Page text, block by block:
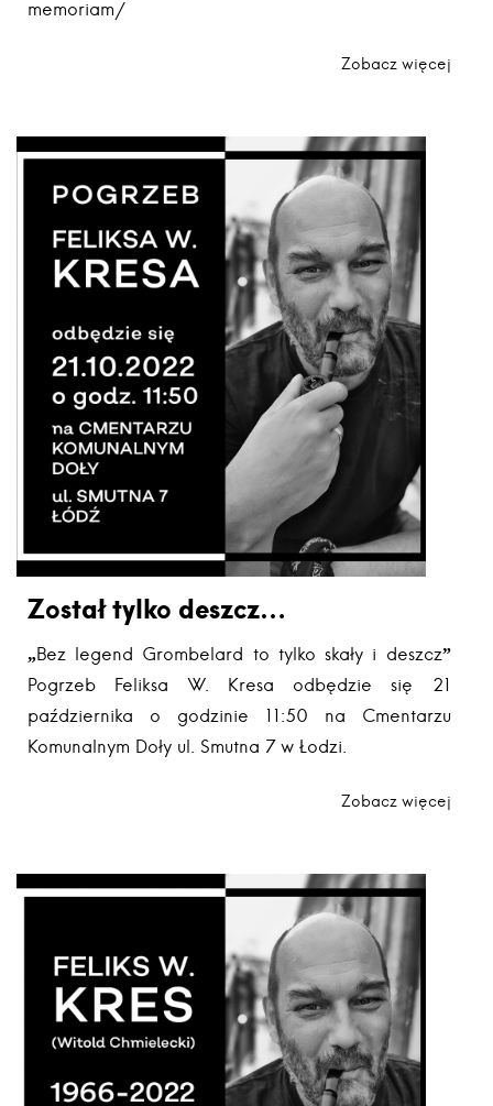
memoriam/
Zobacz więcej
Został tylko deszcz…
„Bez legend Grombelard to tylko skały i deszcz”
Pogrzeb Feliksa W. Kresa odbędzie się 21
października o godzinie 11:50 na Cmentarzu
Komunalnym Doły ul. Smutna 7 w Łodzi.
Zobacz więcej